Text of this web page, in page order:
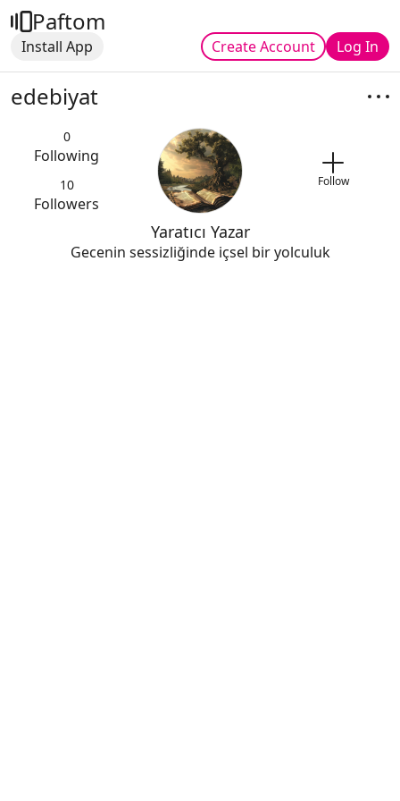
Paftom
Install App Create Account Log In
edebiyat
0
Following
10
Followers
Follow
Yaratıcı Yazar
Gecenin sessizliğinde içsel bir yolculuk